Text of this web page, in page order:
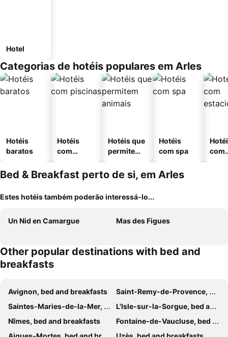
Hotel
Categorias de hotéis populares em Arles
Hotéis
baratos
Hotéis
com
Hotéis que
permitem
Hotéis
com spa
com
Bed & Breakfast perto de si, em Arles
Estes hotéis também poderão interessá-lo...
Un Nid en Camargue Mas des Figues
Other popular destinations with bed and
breakfasts
Avignon, bed and breakfasts
Saint-Remy-de-Provence, bed and breakfasts
Saintes-Maries-de-la-Mer, bed and breakfasts
L'Isle-sur-la-Sorgue, bed and breakfasts
Nîmes, bed and breakfasts
Fontaine-de-Vaucluse, bed and breakfasts